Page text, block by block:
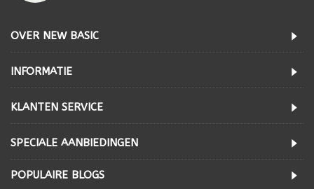
OVER NEW BASIC
INFORMATIE
KLANTEN SERVICE
SPECIALE AANBIEDINGEN
POPULAIRE BLOGS